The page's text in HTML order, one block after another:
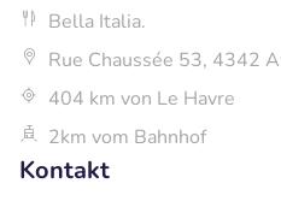
Bella Italia.
Rue Chaussée 53, 4342
404 km von Le Havre
2km vom Bahnhof
Kontakt